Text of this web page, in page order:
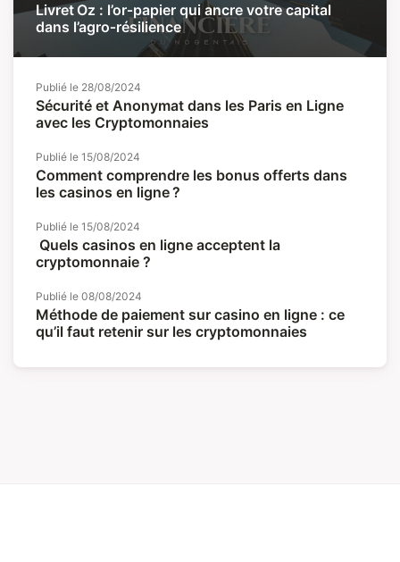
Livret Oz : l’or‑papier qui ancre votre capital
dans l’agro‑résilience
Publié le 28/08/2024
Sécurité et Anonymat dans les Paris en Ligne
avec les Cryptomonnaies
Publié le 15/08/2024
Comment comprendre les bonus offerts dans
les casinos en ligne ?
Publié le 15/08/2024
Quels casinos en ligne acceptent la
cryptomonnaie ?
Publié le 08/08/2024
Méthode de paiement sur casino en ligne : ce
qu’il faut retenir sur les cryptomonnaies